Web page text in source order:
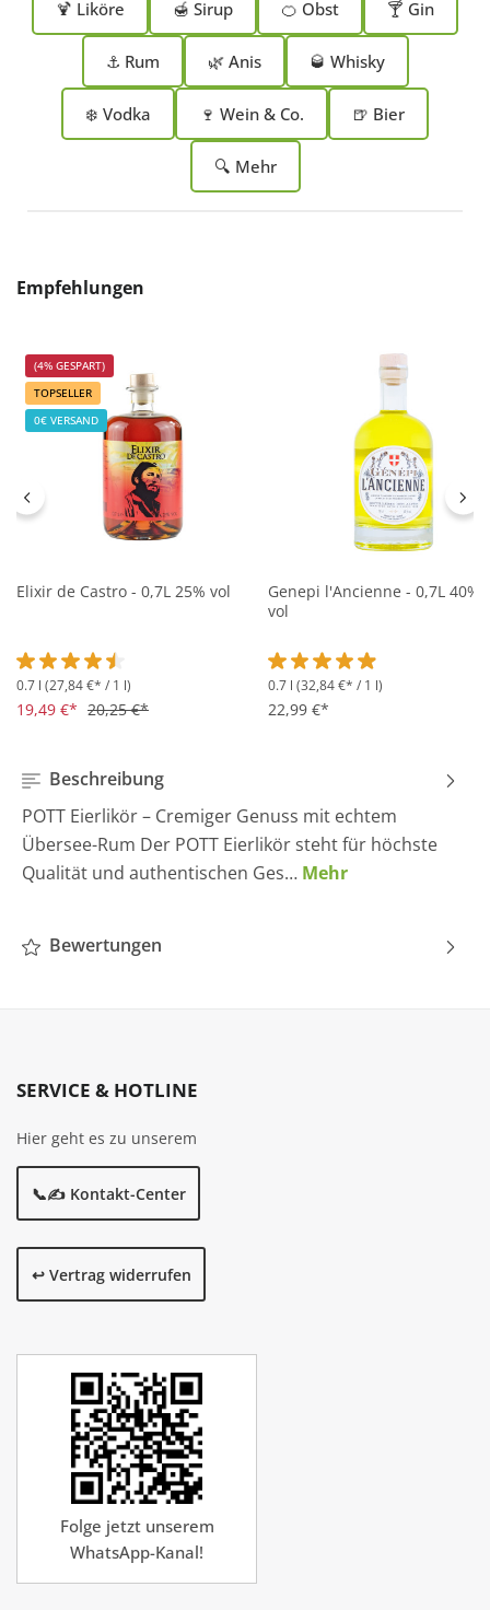
🍹 Liköre 🍯 Sirup 🍊 Obst 🍸 Gin
⚓ Rum 🌿 Anis 🥃 Whisky
❄️ Vodka 🍷 Wein & Co. 🍺 Bier
🔍 Mehr
Produktgalerie überspringen
Empfehlungen
(4% GESPART)
TOPSELLER
0€ VERSAND
Elixir de Castro - 0,7L 25% vol
Durchschnittliche Bewertung von 4.5 von 5 Sternen
0.7 l (27,84 €* / 1 l)
19,49 €* 20,25 €*
Genepi l'Ancienne - 0,7L 40%
vol
Durchschnittliche
0.7 l (32,84 €* / 1 l)
22,99 €*
Beschreibung
POTT Eierlikör – Cremiger Genuss mit echtem
Übersee-Rum Der POTT Eierlikör steht für höchste
Qualität und authentischen Ges… Mehr
Bewertungen
SERVICE & HOTLINE
Hier geht es zu unserem
📞✍️ Kontakt-Center
↩️ Vertrag widerrufen
Folge jetzt unserem
WhatsApp-Kanal!